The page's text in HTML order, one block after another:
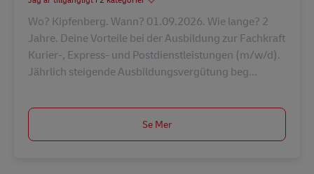
Wo? Kipfenberg. Wann? 01.09.2026. Wie lange? 2
Jahre. Deine Vorteile bei der Ausbildung zur Fachkraft
Kurier-, Express- und Postdienstleistungen (m/w/d).
Jährlich steigende Ausbildungsvergütung beg...
Se Mer